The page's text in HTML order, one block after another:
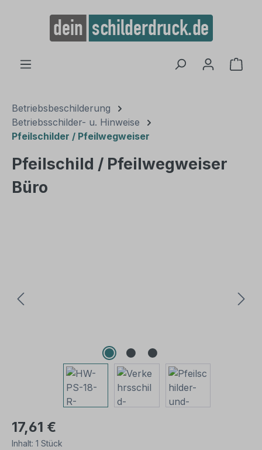
springen
Betriebsbeschilderung
Betriebsschilder- u. Hinweise
Pfeilschilder / Pfeilwegweiser
Pfeilschild / Pfeilwegweiser
Büro
17,61 €
Inhalt: 1 Stück